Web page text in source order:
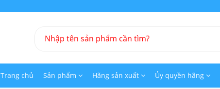
Trang chủ Sản phẩm Hãng sản xuất Ủy quyền hãng